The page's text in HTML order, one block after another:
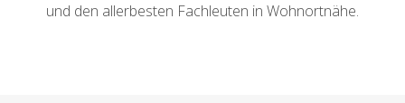
und den allerbesten Fachleuten in Wohnortnähe.